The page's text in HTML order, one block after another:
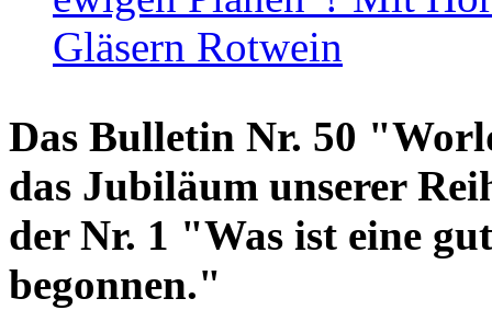
Gläsern Rotwein
Das Bulletin Nr. 50
das Jubiläum unserer
der Nr. 1 "Was ist eine
begonnen."